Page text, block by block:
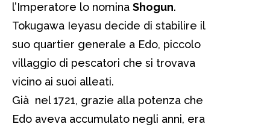
l’Imperatore lo nomina Shogun.
Tokugawa Ieyasu decide di stabilire il
suo quartier generale a Edo, piccolo
villaggio di pescatori che si trovava
vicino ai suoi alleati.
Già nel 1721, grazie alla potenza che
Edo aveva accumulato negli anni, era